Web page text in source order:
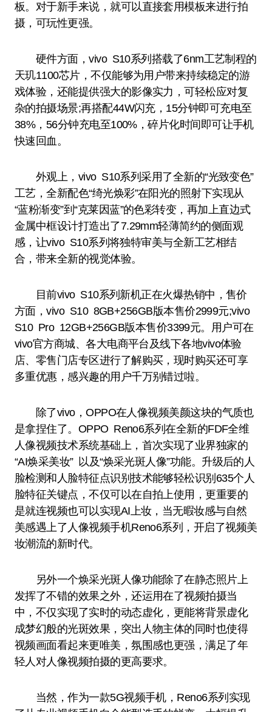
板。对于新手来说，就可以直接套用模板来进行拍
摄，可玩性更强。
硬件方面，vivo S10系列搭载了6nm工艺制程的
天玑1100芯片，不仅能够为用户带来持续稳定的游
戏体验，还能提供强大的影像实力，可轻松应对复
杂的拍摄场景;再搭配44W闪充，15分钟即可充电至
38%，56分钟充电至100%，碎片化时间即可让手机
快速回血。
外观上，vivo S10系列采用了全新的“光致变色”
工艺，全新配色“绮光焕彩”在阳光的照射下实现从
“蓝粉渐变”到“克莱因蓝”的色彩转变，再加上直边式
金属中框设计打造出了7.29mm轻薄简约的侧面观
感，让vivo S10系列将独特审美与全新工艺相结
合，带来全新的视觉体验。
目前vivo S10系列新机正在火爆热销中，售价
方面，vivo S10 8GB+256GB版本售价2999元;vivo
S10 Pro 12GB+256GB版本售价3399元。用户可在
vivo官方商城、各大电商平台及线下各地vivo体验
店、零售门店专区进行了解购买，现时购买还可享
多重优惠，感兴趣的用户千万别错过啦。
除了vivo，OPPO在人像视频美颜这块的气质也
是拿捏住了。OPPO Reno6系列在全新的FDF全维
人像视频技术系统基础上，首次实现了业界独家的
“AI焕采美妆” 以及“焕采光斑人像”功能。升级后的人
脸检测和人脸特征点识别技术能够轻松识别635个人
脸特征关键点，不仅可以在自拍上使用，更重要的
是就连视频也可以实现AI上妆，当无暇妆感与自然
美感遇上了人像视频手机Reno6系列，开启了视频美
妆潮流的新时代。
另外一个焕采光斑人像功能除了在静态照片上
发挥了不错的效果之外，还运用在了视频拍摄当
中，不仅实现了实时的动态虚化，更能将背景虚化
成梦幻般的光斑效果，突出人物主体的同时也使得
视频画面看起来更唯美，氛围感也更强，满足了年
轻人对人像视频拍摄的更高要求。
当然，作为一款5G视频手机，Reno6系列实现